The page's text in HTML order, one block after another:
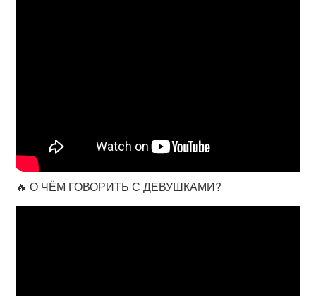
🔥 О ЧЁМ ГОВОРИТЬ С ДЕВУШКАМИ?